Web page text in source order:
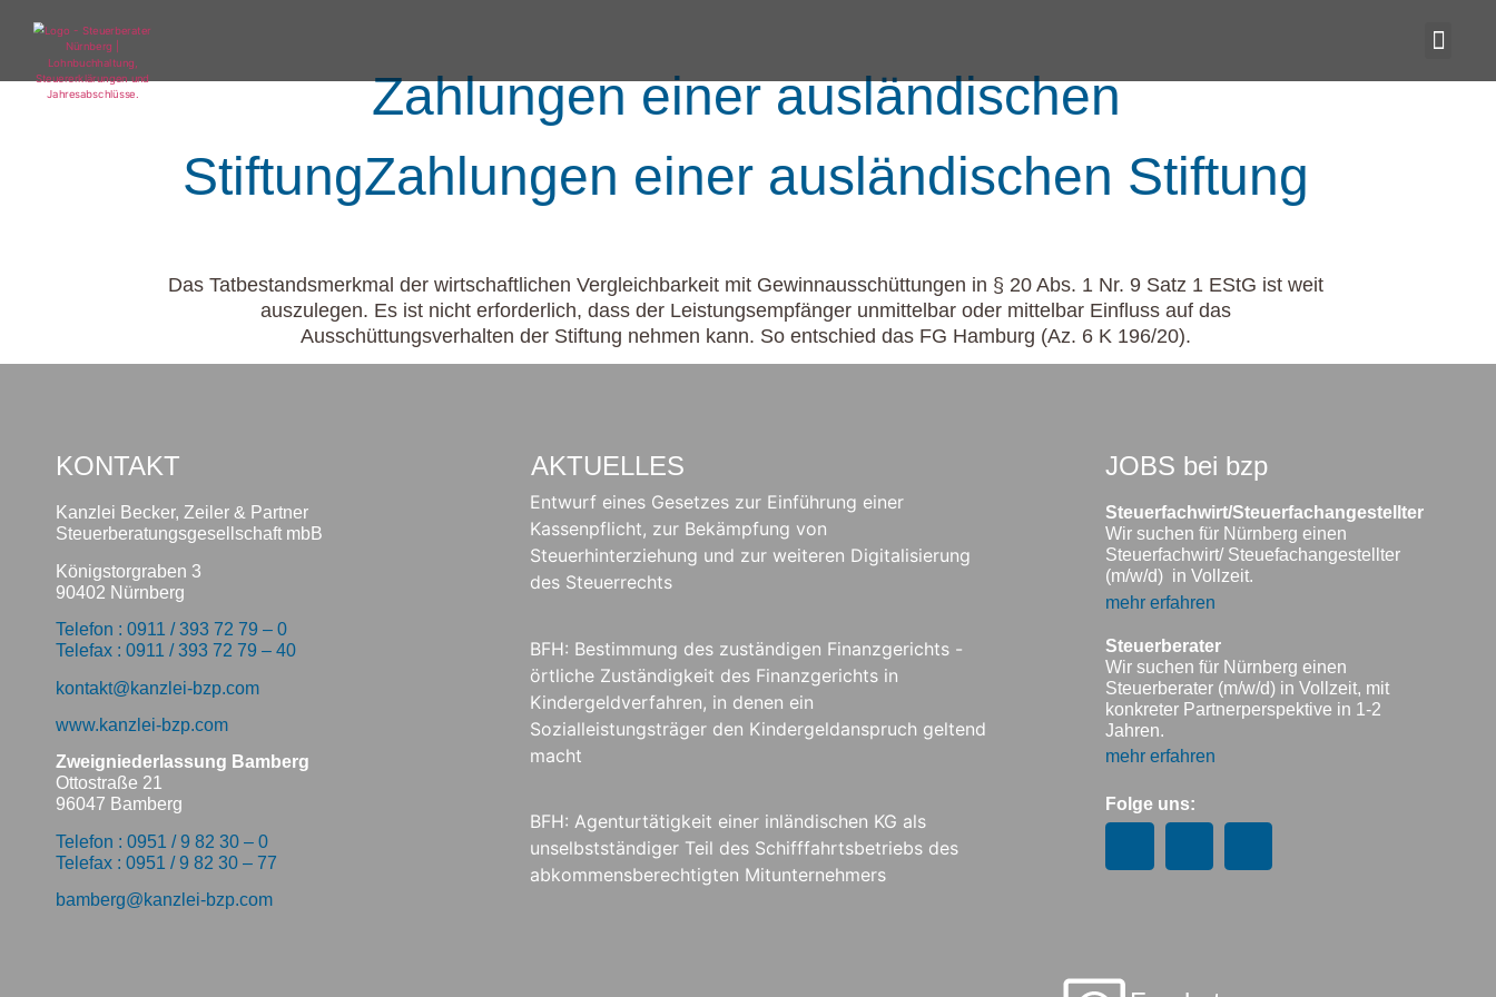
Zahlungen einer ausländischen
StiftungZahlungen einer ausländischen Stiftung
Das Tatbestandsmerkmal der wirtschaftlichen Vergleichbarkeit mit Gewinnausschüttungen in § 20 Abs. 1 Nr. 9 Satz 1 EStG ist weit
auszulegen. Es ist nicht erforderlich, dass der Leistungsempfänger unmittelbar oder mittelbar Einfluss auf das
Ausschüttungsverhalten der Stiftung nehmen kann. So entschied das FG Hamburg (Az. 6 K 196/20).
KONTAKT
Kanzlei Becker, Zeiler & Partner
Steuerberatungsgesellschaft mbB
Königstorgraben 3
90402 Nürnberg
Telefon : 0911 / 393 72 79 – 0
Telefax : 0911 / 393 72 79 – 40
kontakt@kanzlei-bzp.com
www.kanzlei-bzp.com
Zweigniederlassung Bamberg
Ottostraße 21
96047 Bamberg
Telefon : 0951 / 9 82 30 – 0
Telefax : 0951 / 9 82 30 – 77
bamberg@kanzlei-bzp.com
AKTUELLES
Entwurf eines Gesetzes zur Einführung einer
Kassenpflicht, zur Bekämpfung von
Steuerhinterziehung und zur weiteren Digitalisierung
des Steuerrechts
BFH: Bestimmung des zuständigen Finanzgerichts -
örtliche Zuständigkeit des Finanzgerichts in
Kindergeldverfahren, in denen ein
Sozialleistungsträger den Kindergeldanspruch geltend
macht
BFH: Agenturtätigkeit einer inländischen KG als
unselbstständiger Teil des Schifffahrtsbetriebs des
abkommensberechtigten Mitunternehmers
JOBS bei bzp
Steuerfachwirt/Steuerfachangestellter
Wir suchen für Nürnberg einen
Steuerfachwirt/ Steuefachangestellter
(m/w/d) in Vollzeit.
mehr erfahren
Steuerberater
Wir suchen für Nürnberg einen
Steuerberater (m/w/d) in Vollzeit, mit
konkreter Partnerperspektive in 1-2
Jahren.
mehr erfahren
Folge uns: